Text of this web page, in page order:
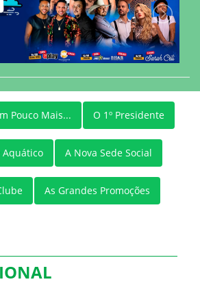
Pouco Mais... O 1º Presidente
Aquático A Nova Sede Social
As Grandes Promoções